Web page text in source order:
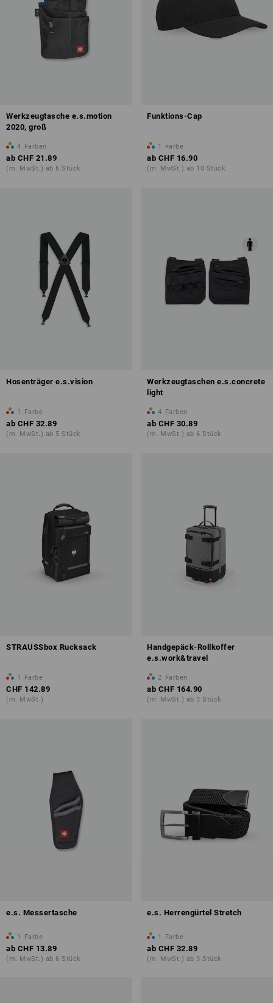
Werkzeugtasche e.s.motion
2020, groß
4 Farben
ab CHF 21.89
(m. MwSt.) ab 6 Stück
Funktions-Cap
1 Farbe
ab CHF 16.90
(m. MwSt.) ab 10 Stück
Hosenträger e.s.vision
1 Farbe
ab CHF 32.89
(m. MwSt.) ab 5 Stück
Werkzeugtaschen e.s.concrete
light
4 Farben
ab CHF 30.89
(m. MwSt.) ab 6 Stück
STRAUSSbox Rucksack
1 Farbe
CHF 142.89
(m. MwSt.)
Handgepäck-Rollkoffer
e.s.work&travel
2 Farben
ab CHF 164.90
(m. MwSt.) ab 3 Stück
e.s. Messertasche
1 Farbe
ab CHF 13.89
(m. MwSt.) ab 6 Stück
e.s. Herrengürtel Stretch
1 Farbe
ab CHF 32.89
(m. MwSt.) ab 3 Stück